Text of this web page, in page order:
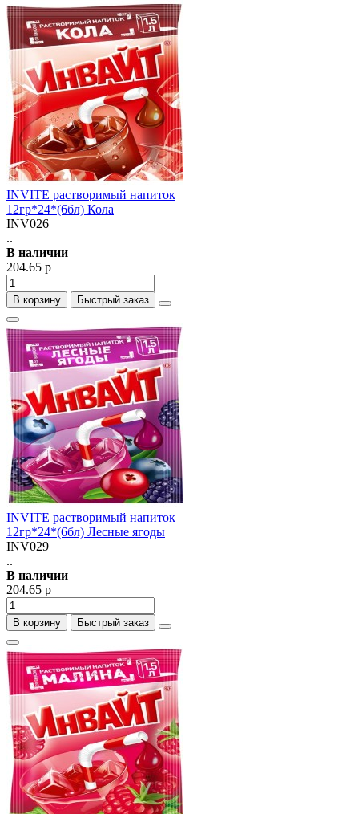
INVITE растворимый напиток
12гр*24*(6бл) Кола
INV026
..
В наличии
204.65 р
В корзину Быстрый заказ
INVITE растворимый напиток
12гр*24*(6бл) Лесные ягоды
INV029
..
В наличии
204.65 р
В корзину Быстрый заказ